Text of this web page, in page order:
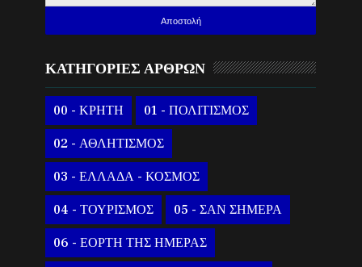
ΚΑΤΗΓΟΡΙΕΣ ΑΡΘΡΩΝ
00 - ΚΡΗΤΗ 01 - ΠΟΛΙΤΙΣΜΟΣ
02 - ΑΘΛΗΤΙΣΜΟΣ
03 - ΕΛΛΑΔΑ - ΚΟΣΜΟΣ
04 - ΤΟΥΡΙΣΜΟΣ 05 - ΣΑΝ ΣΗΜΕΡΑ
06 - ΕΟΡΤΗ ΤΗΣ ΗΜΕΡΑΣ